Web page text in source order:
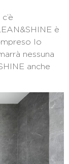
è
lo
nessuna
anche